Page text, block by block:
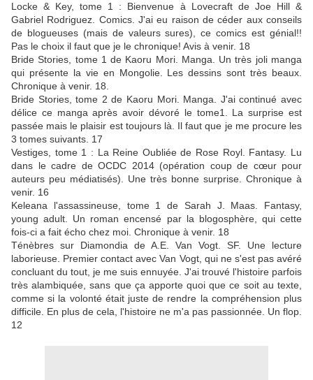
Locke & Key, tome 1 : Bienvenue à Lovecraft de Joe Hill &
Gabriel Rodriguez. Comics. J'ai eu raison de céder aux conseils
de blogueuses (mais de valeurs sures), ce comics est génial!!
Pas le choix il faut que je le chronique! Avis à venir. 18
Bride Stories, tome 1 de Kaoru Mori. Manga. Un très joli manga
qui présente la vie en Mongolie. Les dessins sont très beaux.
Chronique à venir. 18.
Bride Stories, tome 2 de Kaoru Mori. Manga. J'ai continué avec
délice ce manga après avoir dévoré le tome1. La surprise est
passée mais le plaisir est toujours là. Il faut que je me procure les
3 tomes suivants. 17
Vestiges, tome 1 : La Reine Oubliée de Rose Royl. Fantasy. Lu
dans le cadre de OCDC 2014 (opération coup de cœur pour
auteurs peu médiatisés). Une très bonne surprise. Chronique à
venir. 16
Keleana l'assassineuse, tome 1 de Sarah J. Maas. Fantasy,
young adult. Un roman encensé par la blogosphère, qui cette
fois-ci a fait écho chez moi. Chronique à venir. 18
Ténèbres sur Diamondia de A.E. Van Vogt. SF. Une lecture
laborieuse. Premier contact avec Van Vogt, qui ne s'est pas avéré
concluant du tout, je me suis ennuyée. J'ai trouvé l'histoire parfois
très alambiquée, sans que ça apporte quoi que ce soit au texte,
comme si la volonté était juste de rendre la compréhension plus
difficile. En plus de cela, l'histoire ne m'a pas passionnée. Un flop.
12